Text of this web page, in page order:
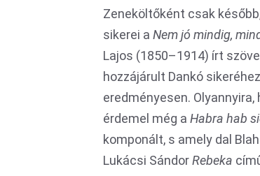
Zeneköltőként csak
sikerei a Nem jó mindig,
Lajos (1850–1914) írt
hozzájárult Dankó
eredményesen.
érdemel még a Habra hab
komponált, s amely dal
Lukácsi SándorRebeka